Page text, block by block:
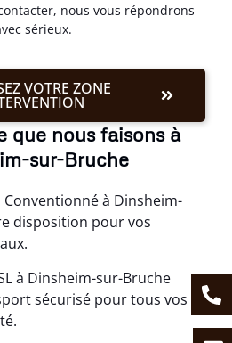
nous vous répondrons
sérieux.
VOTRE ZONE
que nous faisons à
sur-Bruche
à Dinsheim-
disposition pour vos
à Dinsheim-sur-Bruche
sécurisé pour tous vos